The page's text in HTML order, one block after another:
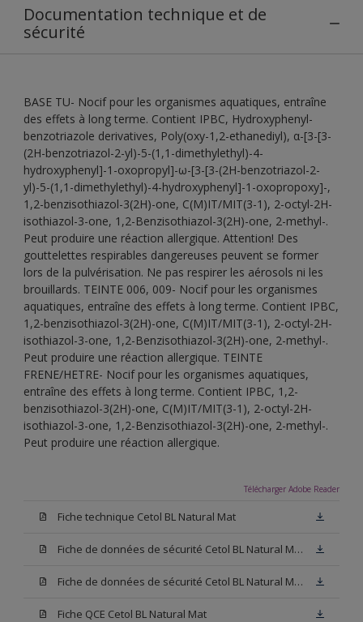
Documentation technique et de
sécurité
BASE TU- Nocif pour les organismes aquatiques, entraîne
des effets à long terme. Contient IPBC, Hydroxyphenyl-
benzotriazole derivatives, Poly(oxy-1,2-ethanediyl), α-[3-[3-
(2H-benzotriazol-2-yl)-5-(1,1-dimethylethyl)-4-
hydroxyphenyl]-1-oxopropyl]-ω-[3-[3-(2H-benzotriazol-2-
yl)-5-(1,1-dimethylethyl)-4-hydroxyphenyl]-1-oxopropoxy]-,
1,2-benzisothiazol-3(2H)-one, C(M)IT/MIT(3-1), 2-octyl-2H-
isothiazol-3-one, 1,2-Benzisothiazol-3(2H)-one, 2-methyl-.
Peut produire une réaction allergique. Attention! Des
gouttelettes respirables dangereuses peuvent se former
lors de la pulvérisation. Ne pas respirer les aérosols ni les
brouillards. TEINTE 006, 009- Nocif pour les organismes
aquatiques, entraîne des effets à long terme. Contient IPBC,
1,2-benzisothiazol-3(2H)-one, C(M)IT/MIT(3-1), 2-octyl-2H-
isothiazol-3-one, 1,2-Benzisothiazol-3(2H)-one, 2-methyl-.
Peut produire une réaction allergique. TEINTE
FRENE/HETRE- Nocif pour les organismes aquatiques,
entraîne des effets à long terme. Contient IPBC, 1,2-
benzisothiazol-3(2H)-one, C(M)IT/MIT(3-1), 2-octyl-2H-
isothiazol-3-one, 1,2-Benzisothiazol-3(2H)-one, 2-methyl-.
Peut produire une réaction allergique.
Télécharger Adobe Reader
Fiche technique Cetol BL Natural Mat
Fiche de données de sécurité Cetol BL Natural Mat Hêtre
Fiche de données de sécurité Cetol BL Natural Mat Chêne Clair
Fiche QCE Cetol BL Natural Mat